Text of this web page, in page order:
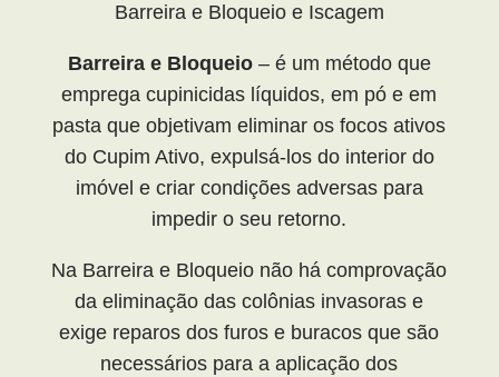
Barreira e Bloqueio e Iscagem
Barreira e Bloqueio– é um método que
emprega cupinicidas líquidos, em pó e em
pasta que objetivam eliminar os focos ativos
do Cupim Ativo, expulsá-los do interior do
imóvel e criar condições adversas para
impedir o seu retorno.
Na Barreira e Bloqueio não há comprovação
da eliminação das colônias invasoras e
exige reparos dos furos e buracos que são
necessários para a aplicação dos